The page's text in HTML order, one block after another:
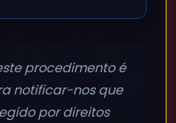
procedimento é
notificar-nos que
por direitos